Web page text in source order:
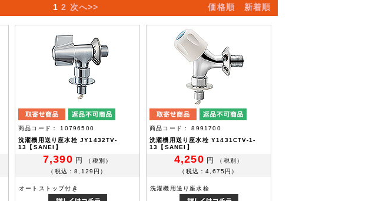
1 2 次へ>> 価格順 新着順
商品コード： 10796500
洗濯機用送り座水栓 JY1432TV-
13【SANEI】
7,390 円
（税別）
（税込：8,129円）
オートストップ付き
商品コード： 8991700
洗濯機用送り座水栓 Y1431CTV-1-
13【SANEI】
4,250 円
（税別）
（税込：4,675円）
洗濯機用送り座水栓